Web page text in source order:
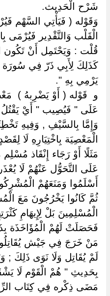
شَرْح الْحَدِيث.
وَقَوْله ( فَيَأْتِي السَّهْم
الْقَلْب وَالتَّقْدِير فَيُرْمَى
قُلْت : وَيَحْتَمِل أَنْ تَكُون
كَذَلِكَ لِأَبِي ذَرّ فِي سُورَة
يَرْمِي بِهِ ".
و ‏ ‏قَوْله ( أَوْ يَضْرِبهُ )
عَلَى " فَيُصِيب " أَيْ يَقْتُلُ
وَإِمَّا بِالسَّيْفِ , وَفِيهِ
الْمَعْصِيَة بِاخْتِيَارِهِ لَا
مَثَلًا أَوْ رَجَاء إِنْقَاذ
عَلَى التَّحَوُّل عَنْهُمْ لَا
أَسْلَمُوا وَمَنَعَهُمْ
ثُمَّ كَانُوا يَخْرُجُونَ مَعَ
الْمُسْلِمِينَ بَلْ لِإِيهَامِ
فَحَصَلَتْ لَهُمْ الْمُؤَاخَذَة
مَنْ خَرَجَ فِي جَيْش
لَمْ يُقَاتِل وَلَا نَوَى ذَلِكَ ;
بِحَدِيثِ " هُمْ الْقَوْم لَا
مَضَى ذِكْره فِي كِتَاب